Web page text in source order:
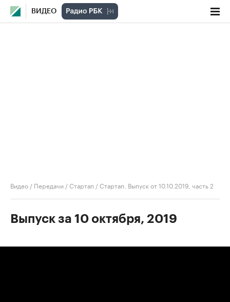
ВИДЕО
Видео / Передачи /Стартап /Стартап. Выпуск от 10.10.2019, часть 2
Выпуск за 10 октября, 2019